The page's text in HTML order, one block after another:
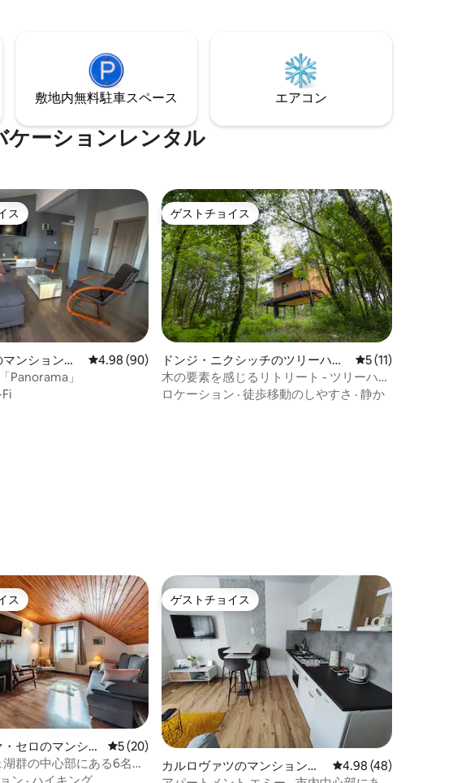
敷地内無料駐⁠車ス⁠ペ⁠ー⁠ス エアコン
ケーションレンタル
星の平均評価
チョイスです。
ス
ンション・
レビュー90件、5つ星中4.98つ星の平均評価
4.98 (90)
Panorama」
ゲストチョイス
ゲストチョイス
ドンジ・ニクシッチのツリーハウ
ス
レビュー11件、5
5 (11)
木の要素を感じるリトリート - ツリーハウ
ス「風」
ロケーション · 徒歩移動のしやすさ · 静か
星の平均評価
チョイスです。
ス
セロのマンショ
レビュー20件、5つ星中5つ星の平均評価
5 (20)
群の中心部にある6名様
ート
ゲストチョイス
ゲストチョイス
カルロヴァツのマンション・
レビュー48件、5つ星
4.98 (48)